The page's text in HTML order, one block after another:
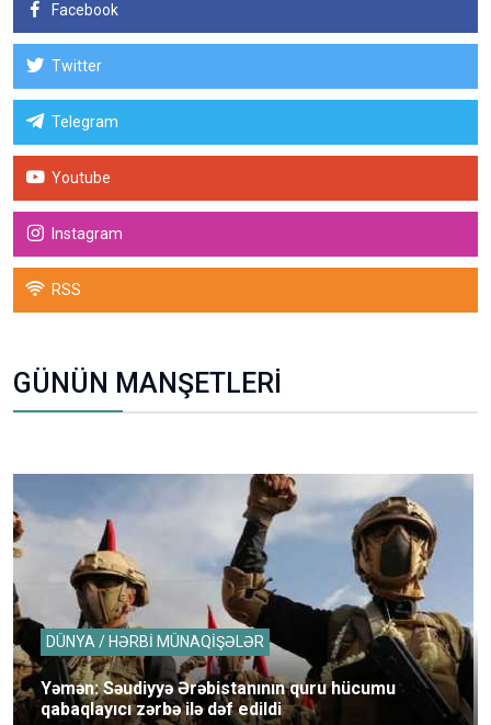
Facebook
Twitter
Telegram
Youtube
Instagram
RSS
GÜNÜN MANŞETLERİ
DÜNYA / HƏRBİ MÜNAQİŞƏLƏR
Yəmən: Səudiyyə Ərəbistanının quru hücumu
qabaqlayıcı zərbə ilə dəf edildi